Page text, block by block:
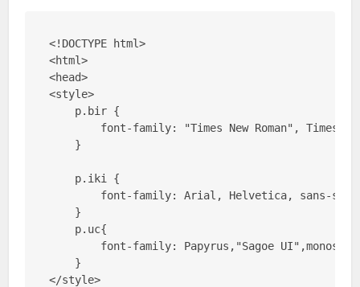
<!DOCTYPE html>
<html>
<head>
<style>
    p.bir {
font-family: "Times New Roman", Times,
    }
    p.iki {
font-family: Arial, Helvetica, sans-
    }
    p.uc{
font-family: Papyrus,"Sagoe
    }
</style>